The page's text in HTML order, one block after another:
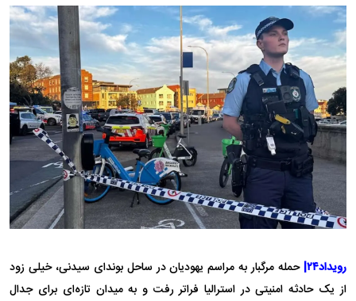
رویداد۲۴|
حمله مرگبار به مراسم یهودیان در ساحل بوندای سیدنی، خیلی زود
از یک حادثه امنیتی در استرالیا فراتر رفت و به میدان تازه‌ای برای جدال